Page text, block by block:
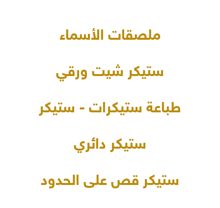
ملصقات الأسماء
ستيكر شيت ورقي
طباعة ستيكرات - ستيكر
ستيكر دائري
ستيكر قص على الحدود